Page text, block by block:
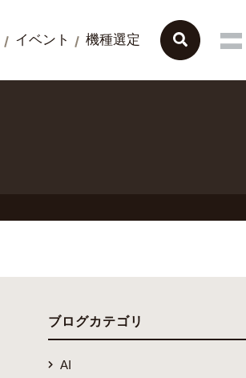
イベント 機種選定
ブログカテゴリ
AI